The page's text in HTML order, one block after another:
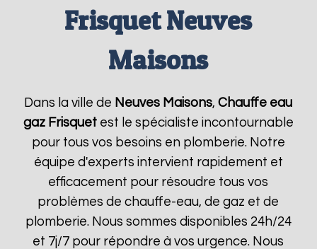
Frisquet Neuves
Maisons
Dans la ville de Neuves Maisons,Chauffe eau
gaz Frisquetest le spécialiste incontournable
pour tous vos besoins en plomberie. Notre
équipe d'experts intervient rapidement et
efficacement pour résoudre tous vos
problèmes de chauffe-eau, de gaz et de
plomberie. Nous sommes disponibles 24h/24
et 7j/7 pour répondre à vos urgence. Nous